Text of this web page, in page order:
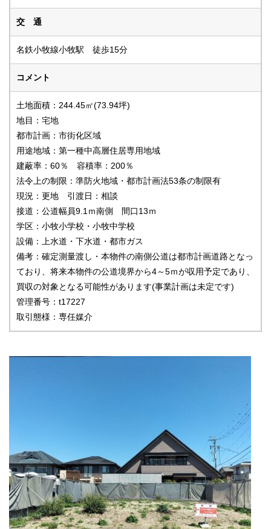
交 通
名鉄小牧線小牧駅 徒歩15分
コメント
土地面積：244.45㎡(73.94坪)
地目：宅地
都市計画：市街化区域
用途地域：第一種中高層住居専用地域
建蔽率：60％ 容積率：200％
法令上の制限：準防火地域・都市計画法53条の制限有
現況：更地 引渡日：相談
接道：公道幅員9.1ｍ南側 間口13ｍ
学区：小牧小学校・小牧中学校
設備：上水道・下水道・都市ガス
備考：確定測量渡し・本物件の南側公道は都市計画道路となっ
ており、将来本物件の公道境界から4～5ｍが収用予定であり、
買収の対象となる可能性があります(事業計画は未定です)
管理番号：t17227
取引態様：専任媒介